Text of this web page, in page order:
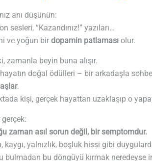
anı düşünün:
sesleri, “Kazandınız!” yazıları…
ve yoğun bir dopamin patlaması olur.
zamanla beyin buna alışır.
doğal ödülleri – bir arkadaşla
.
kişi, gerçek hayattan uzaklaşıp o
zaman asıl sorun değil, bir semptomdur.
kaygı, yalnızlık, boşluk hissi gibi
bulmadan bu döngüyü kırmak neredeyse